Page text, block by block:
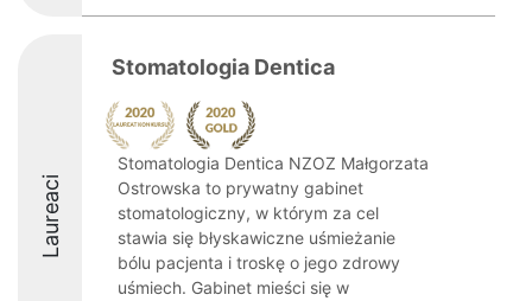
Laureaci
Stomatologia Dentica
Stomatologia Dentica NZOZ Małgorzata
Ostrowska to prywatny gabinet
stomatologiczny, w którym za cel
stawia się błyskawiczne uśmieżanie
bólu pacjenta i troskę o jego zdrowy
uśmiech. Gabinet mieści się w